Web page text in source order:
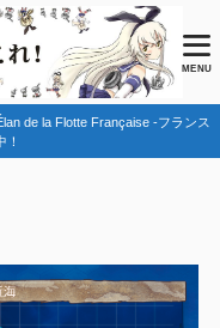
MENU
de la Flotte Française -フランス